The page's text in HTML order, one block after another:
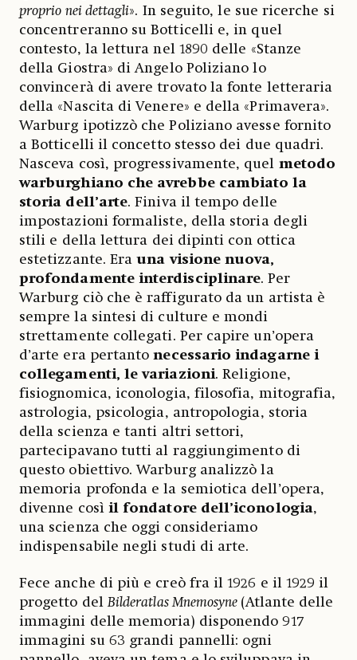
proprio nei dettagli». In seguito, le sue ricerche si
concentreranno su Botticelli e, in quel
contesto, la lettura nel 1890 delle «Stanze
della Giostra» di Angelo Poliziano lo
convincerà di avere trovato la fonte letteraria
della «Nascita di Venere» e della «Primavera».
Warburg ipotizzò che Poliziano avesse fornito
a Botticelli il concetto stesso dei due quadri.
Nasceva così, progressivamente, quel metodo
warburghiano che avrebbe cambiato la
storia dell’arte. Finiva il tempo delle
impostazioni formaliste, della storia degli
stili e della lettura dei dipinti con ottica
estetizzante. Era una visione nuova,
profondamente interdisciplinare. Per
Warburg ciò che è raffigurato da un artista è
sempre la sintesi di culture e mondi
strettamente collegati. Per capire un’opera
d’arte era pertanto necessario indagarne i
collegamenti, le variazioni. Religione,
fisiognomica, iconologia, filosofia, mitografia,
astrologia, psicologia, antropologia, storia
della scienza e tanti altri settori,
partecipavano tutti al raggiungimento di
questo obiettivo. Warburg analizzò la
memoria profonda e la semiotica dell’opera,
divenne cosìil fondatore dell’iconologia,
una scienza che oggi consideriamo
indispensabile negli studi di arte.
Fece anche di più e creò fra il 1926 e il 1929 il
progetto delBilderatlas Mnemosyne (Atlante delle
immagini delle memoria) disponendo 917
immagini su 63 grandi pannelli: ogni